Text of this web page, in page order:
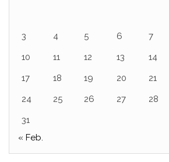
3
4 5 6 7
10
11 12 13 14
17
18 19 20 21
24
25 26 27 28
31
« Feb.